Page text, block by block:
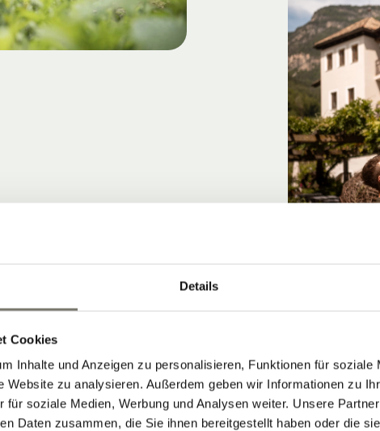
Details
Cookies
Inhalte und Anzeigen zu personalisieren, Funktionen für soziale
Website zu analysieren. Außerdem geben wir Informationen zu
für soziale Medien, Werbung und Analysen weiter. Unsere
Daten zusammen, die Sie ihnen bereitgestellt haben oder die